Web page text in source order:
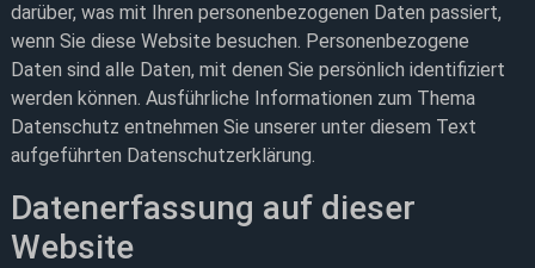
darüber, was mit Ihren personenbezogenen Daten passiert,
wenn Sie diese Website besuchen. Personenbezogene
Daten sind alle Daten, mit denen Sie persönlich identifiziert
werden können. Ausführliche Informationen zum Thema
Datenschutz entnehmen Sie unserer unter diesem Text
aufgeführten Datenschutzerklärung.
Datenerfassung auf dieser
Website